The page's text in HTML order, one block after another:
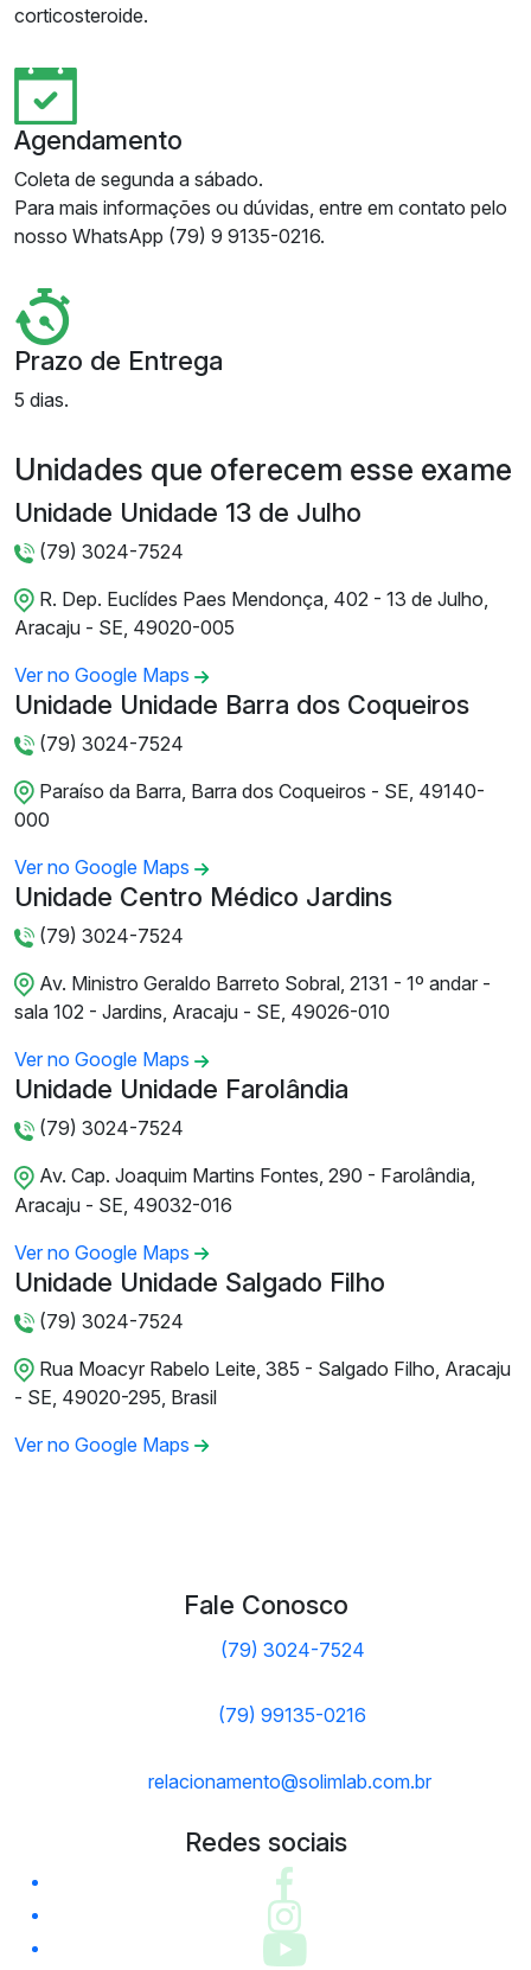
corticosteroide.
Agendamento
Coleta de segunda a sábado.
Para mais informações ou dúvidas, entre em contato pelo
nosso WhatsApp (79) 9 9135-0216.
Prazo de Entrega
5 dias.
Unidades que oferecem esse exame
Unidade Unidade 13 de Julho
(79) 3024-7524
R. Dep. Euclídes Paes Mendonça, 402 - 13 de Julho,
Aracaju - SE, 49020-005
Ver no Google Maps
Unidade Unidade Barra dos Coqueiros
(79) 3024-7524
Paraíso da Barra, Barra dos Coqueiros - SE, 49140-
000
Ver no Google Maps
Unidade Centro Médico Jardins
(79) 3024-7524
Av. Ministro Geraldo Barreto Sobral, 2131 - 1º andar -
sala 102 - Jardins, Aracaju - SE, 49026-010
Ver no Google Maps
Unidade Unidade Farolândia
(79) 3024-7524
Av. Cap. Joaquim Martins Fontes, 290 - Farolândia,
Aracaju - SE, 49032-016
Ver no Google Maps
Unidade Unidade Salgado Filho
(79) 3024-7524
Rua Moacyr Rabelo Leite, 385 - Salgado Filho, Aracaju
- SE, 49020-295, Brasil
Ver no Google Maps
Fale Conosco
(79) 3024-7524
(79) 99135-0216
relacionamento@solimlab.com.br
Redes sociais